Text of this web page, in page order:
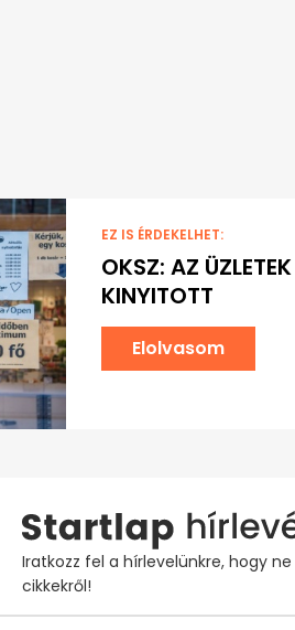
EZ IS ÉRDEKELHET:
OKSZ: AZ
KINYITOTT
Elolvasom
Iratkozz fel a hírlevelünkre, hogy
cikkekről!